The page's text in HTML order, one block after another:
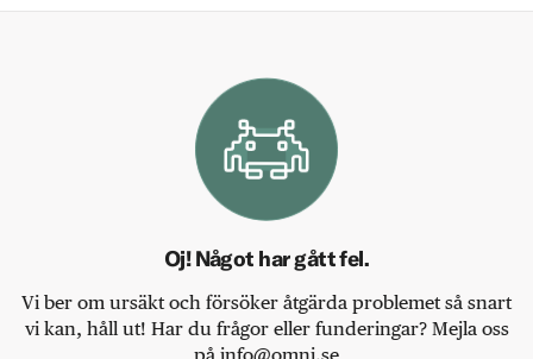
Oj! Något har gått fel.
Vi ber om ursäkt och försöker åtgärda problemet så snart
vi kan, håll ut! Har du frågor eller funderingar? Mejla oss